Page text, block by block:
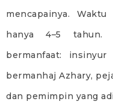
mencapainya.
hanya 4–5 tahun.
bermanfaat:
bermanhaj Azhary,
dan pemimpin yang